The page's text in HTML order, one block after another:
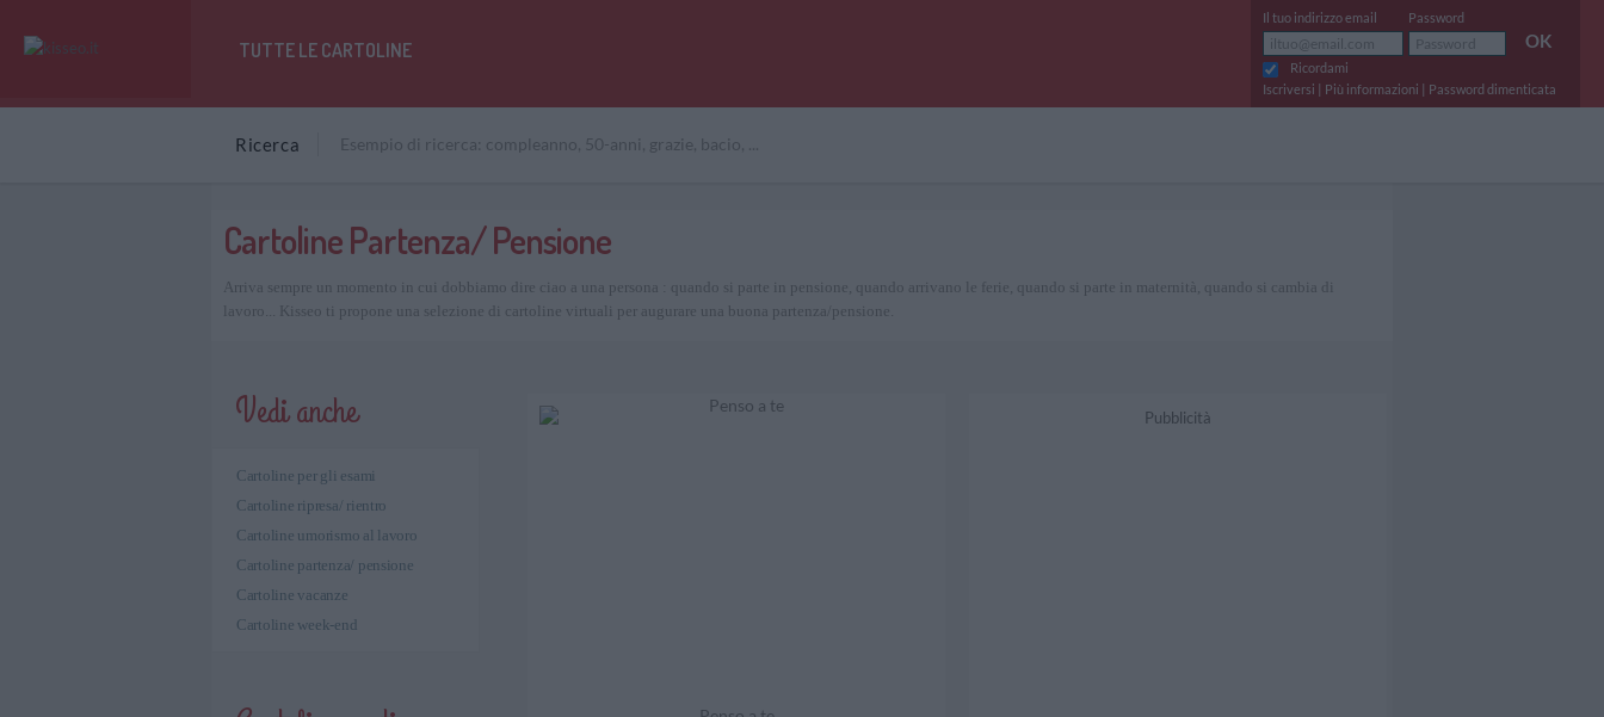
TUTTE LE CARTOLINE
Il tuo indirizzo email Password
OK
Ricordami
Iscriversi | Più informazioni | Password dimenticata
Ricerca
Cartoline Partenza/ Pensione
Arriva sempre un momento in cui dobbiamo dire ciao a una persona : quando si parte in pensione, quando arrivano le ferie, quando si parte in maternità, quando si cambia di
lavoro... Kisseo ti propone una selezione di cartoline virtuali per augurare una buona partenza/pensione.
Vedi anche
Cartoline per gli esami
Cartoline ripresa/ rientro
Cartoline umorismo al lavoro
Cartoline partenza/ pensione
Cartoline vacanze
Cartoline week-end
Pubblicità